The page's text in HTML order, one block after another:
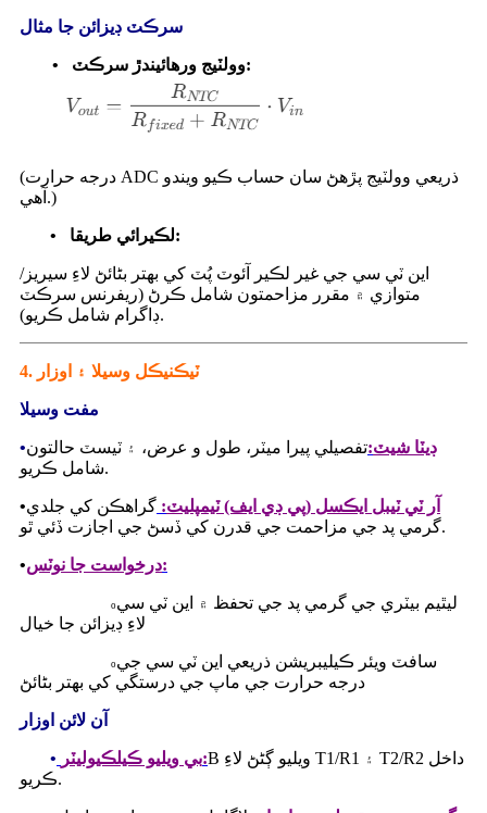
سرڪٽ ڊيزائن جا مثال
• وولٽيج ورهائيندڙ سرڪٽ:
(درجه حرارت ADC ذريعي وولٽيج پڙهڻ سان حساب ڪيو ويندو
آهي.)
• لڪيرائي طريقا:
اين ٽي سي جي غير لڪير آئوٽ پُٽ کي بهتر بڻائڻ لاءِ سيريز/
متوازي ۾ مقرر مزاحمتون شامل ڪرڻ (ريفرنس سرڪٽ
ڊاگرام شامل ڪريو).
4. ٽيڪنيڪل وسيلا ۽ اوزار
مفت وسيلا
• ڊيٽا شيٽ:تفصيلي پيرا ميٽر، طول و عرض، ۽ ٽيسٽ حالتون
شامل ڪريو.
• آر ٽي ٽيبل ايڪسل (پي ڊي ايف) ٽيمپليٽ: گراهڪن کي جلدي
گرمي پد جي مزاحمت جي قدرن کي ڏسڻ جي اجازت ڏئي ٿو.
•درخواست جا نوٽس:
oليٿيم بيٽري جي گرمي پد جي تحفظ ۾ اين ٽي سي
لاءِ ڊيزائن جا خيال
oسافٽ ويئر ڪيليبريشن ذريعي اين ٽي سي جي
درجه حرارت جي ماپ جي درستگي کي بهتر بڻائڻ
آن لائن اوزار
• بي ويليو ڪيلڪيوليٽر:B ويليو ڳڻڻ لاءِ T1/R1 ۽ T2/R2 داخل
ڪريو.